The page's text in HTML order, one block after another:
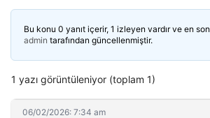
Bu konu 0 yanıt içerir, 1 izleyen vardır ve en son
admin tarafından güncellenmiştir.
1 yazı görüntüleniyor (toplam 1)
06/02/2026: 7:34 am